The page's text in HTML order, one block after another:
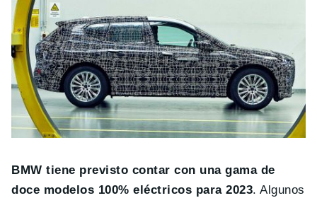
BMW tiene previsto contar con una gama de
doce modelos 100% eléctricos para 2023. Algunos